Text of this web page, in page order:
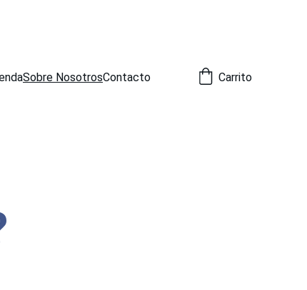
Sobre NosotrosContacto Carrito